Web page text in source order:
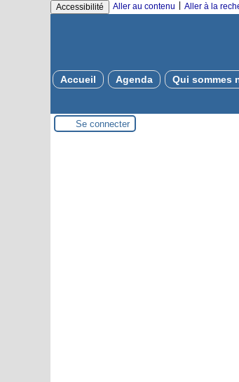
Accessibilité Aller au contenu Aller à la
Accueil Agenda Qui sommes
Se connecter